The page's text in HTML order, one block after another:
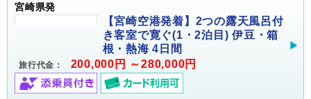
宮崎県発
【宮崎空港発着】2つの露天風呂付
き客室で寛ぐ(1・2泊目) 伊豆・箱
根・熱海 4日間
旅行代金： 200,000円 ～280,000円